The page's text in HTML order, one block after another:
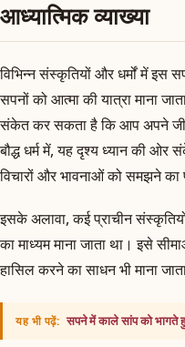
आध्यात्मिक व्याख्या
विभिन्न संस्कृतियों और धर्मों में इस
सपनों को आत्मा की यात्रा माना
संकेत कर सकता है कि आप अपने
बौद्ध धर्म में, यह दृश्य ध्यान की
विचारों और भावनाओं को समझने का
इसके अलावा, कई प्राचीन
का माध्यम माना जाता था। इसे
हासिल करने का साधन भी माना
यह भी पढ़ें: सपने में काले सांप को